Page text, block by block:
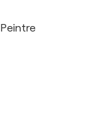
Peintre